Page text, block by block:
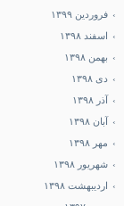
فروردین ۱۳۹۹
اسفند ۱۳۹۸
بهمن ۱۳۹۸
دی ۱۳۹۸
آذر ۱۳۹۸
آبان ۱۳۹۸
مهر ۱۳۹۸
شهریور ۱۳۹۸
اردیبهشت ۱۳۹۸